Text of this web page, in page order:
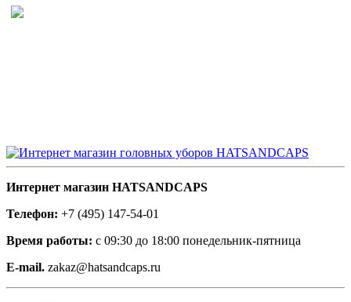
Интернет магазин HATSANDCAPS
Телефон: +7 (495) 147-54-01
Время работы: с 09:30 до 18:00 понедельник-пятница
E-mail. zakaz@hatsandcaps.ru